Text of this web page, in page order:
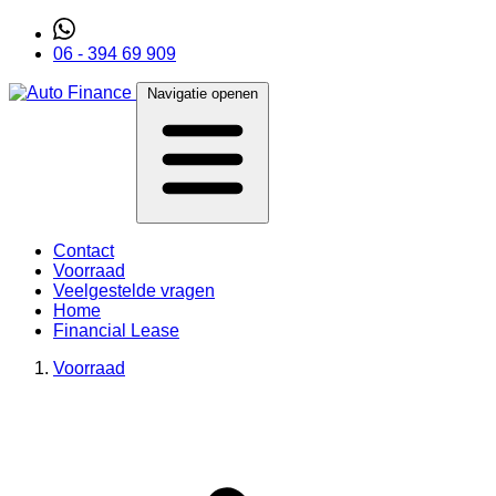
06 - 394 69 909
Navigatie openen
Contact
Voorraad
Veelgestelde vragen
Home
Financial Lease
Voorraad